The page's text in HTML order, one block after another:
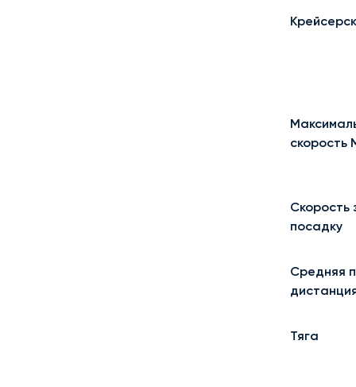
скорость
Скорость
посадку
Средняя
Тяга